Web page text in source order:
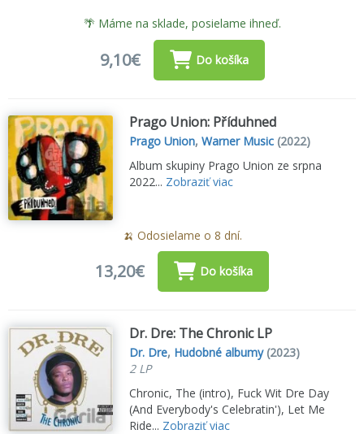
🌴 Máme na sklade, posielame ihneď.
9,10€ Do košíka
Prago Union: Příduhned
Prago Union,Warner Music (2022)
Album skupiny Prago Union ze srpna
2022... Zobraziť viac
🍌 Odosielame o 8 dní.
13,20€ Do košíka
Dr. Dre: The Chronic LP
Dr. Dre, Hudobné albumy(2023)
2 LP
Chronic, The (intro), Fuck Wit Dre Day
(And Everybody's Celebratin'), Let Me
Ride... Zobraziť viac